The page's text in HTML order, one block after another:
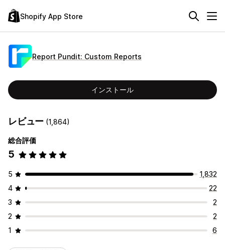
Shopify App Store
Report Pundit: Custom Reports
インストール
レビュー (1,864)
総合評価
5
5
1,832
4
22
3
2
2
2
1
6